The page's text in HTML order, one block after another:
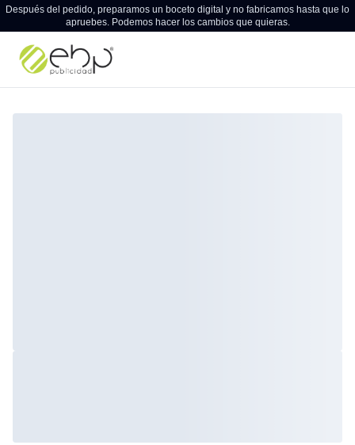
Después del pedido, preparamos un boceto digital y no fabricamos hasta que lo
apruebes. Podemos hacer los cambios que quieras.